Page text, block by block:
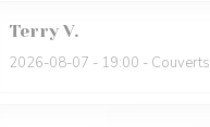
Terry V
2026-08-07 - 19:00 -